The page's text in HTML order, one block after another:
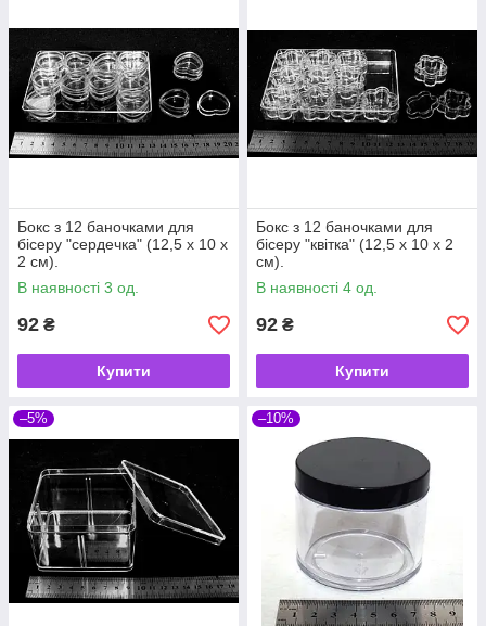
Бокс з 12 баночками для
бісеру "сердечка" (12,5 х 10 х
2 см).
В наявності 3 од.
92 ₴
Купити
Бокс з 12 баночками для
бісеру "квітка" (12,5 х 10 х 2
см).
В наявності 4 од.
92 ₴
Купити
–5% –10%